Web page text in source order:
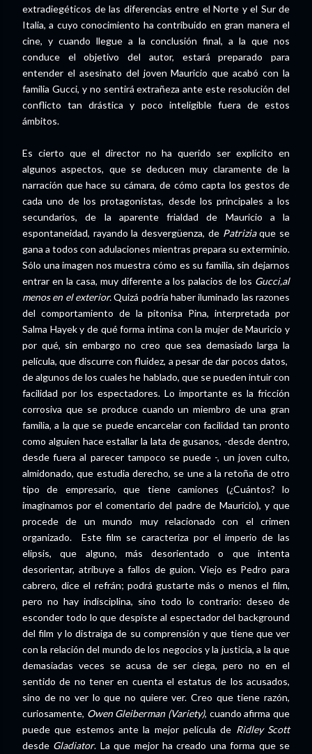
extradiegéticos de las diferencias entre el Norte y el Sur de
Italia, a cuyo conocimiento ha contribuido en gran manera el
cine, y cuando llegue a la conclusión final, a la que nos
conduce el objetivo del autor, estará preparado para
entender el asesinato del joven Mauricio que acabó con la
familia Gucci, y no sentirá extrañeza ante este resolución del
conflicto tan drástica y poco inteligible fuera de estos
ámbitos.
Es cierto que el director no ha querido ser explícito en
algunos aspectos, que se deducen muy claramente de la
narración que hace su cámara, de cómo capta los gestos de
cada uno de los protagonistas, desde los principales a los
secundarios, de la aparente frialdad de Mauricio a la
espontaneidad, rayando la desvergüenza, de Patriziaque se
gana a todos con adulaciones mientras prepara su exterminio.
Sólo una imagen nos muestra cómo es su familia, sin dejarnos
entrar en la casa, muy diferente a los palacios de los Gucci,al
menos en el exterior.Quizá podría haber iluminado las razones
del comportamiento de la pitonisa Pina, interpretada por
Salma Hayek y de qué forma intima con la mujer de Mauricio y
por qué, sin embargo no creo que sea demasiado larga la
película, que discurre con fluidez, a pesar de dar pocos datos,
de algunos de los cuales he hablado, que se pueden intuir con
facilidad por los espectadores. Lo importante es la fricción
corrosiva que se produce cuando un miembro de una gran
familia, a la que se puede encarcelar con facilidad tan pronto
como alguien hace estallar la lata de gusanos, -desde dentro,
desde fuera al parecer tampoco se puede -, un joven culto,
almidonado, que estudia derecho, se une a la retoña de otro
tipo de empresario, que tiene camiones (¿Cuántos? lo
imaginamos por el comentario del padre de Mauricio), y que
procede de un mundo muy relacionado con el crimen
organizado. Este film se caracteriza por el imperio de las
elipsis, que alguno, más desorientado o que intenta
desorientar, atribuye a fallos de guion. Viejo es Pedro para
cabrero, dice el refrán; podrá gustarte más o menos el film,
pero no hay indisciplina, sino todo lo contrario: deseo de
esconder todo lo que despiste al espectador del background
del film y lo distraiga de su comprensión y que tiene que ver
con la relación del mundo de los negocios y la justicia, a la que
demasiadas veces se acusa de ser ciega, pero no en el
sentido de no tener en cuenta el estatus de los acusados,
sino de no ver lo que no quiere ver. Creo que tiene razón,
curiosamente, Owen Gleiberman (Variety), cuando afirma que
puede que estemos ante la mejor película de Ridley Scott
desde Gladiator. La que mejor ha creado una forma que se